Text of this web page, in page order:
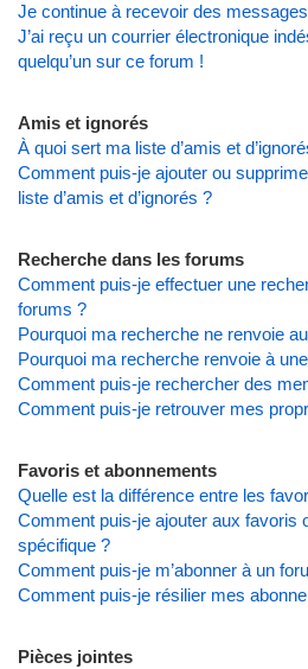
Je continue à recevoir des
J’ai reçu un courrier électronique
quelqu’un sur ce forum !
Amis et ignorés
À quoi sert ma liste d’amis et
Comment puis-je ajouter ou
liste d’amis et d’ignorés ?
Recherche dans les forums
Comment puis-je effectuer une
forums ?
Pourquoi ma recherche ne renvoie
Pourquoi ma recherche renvoie à
Comment puis-je rechercher des
Comment puis-je retrouver mes
Favoris et abonnements
Quelle est la différence entre les
Comment puis-je ajouter aux favoris
spécifique ?
Comment puis-je m’abonner à un
Comment puis-je résilier mes
Pièces jointes